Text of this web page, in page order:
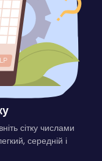
сітку числами
середній і